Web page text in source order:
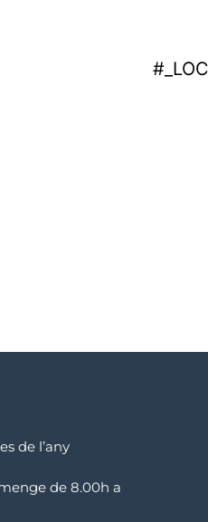
de l’any
de 8.00h a